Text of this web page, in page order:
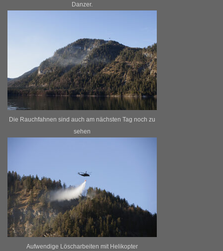
Danzer.
Die Rauchfahnen sind auch am nächsten Tag noch zu
sehen
Aufwendige Löscharbeiten mit Helikopter